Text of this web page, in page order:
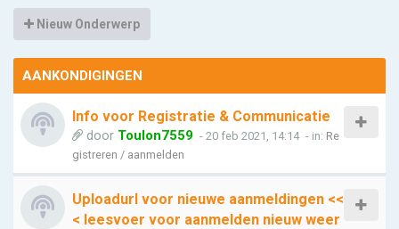
Nieuw Onderwerp
AANKONDIGINGEN
Info voor Registratie & Communicatie
door Toulon7559 - 20 feb 2021, 14:14 - in: Re
gistreren / aanmelden
Uploadurl voor nieuwe aanmeldingen <<
< leesvoer voor aanmelden nieuw weer